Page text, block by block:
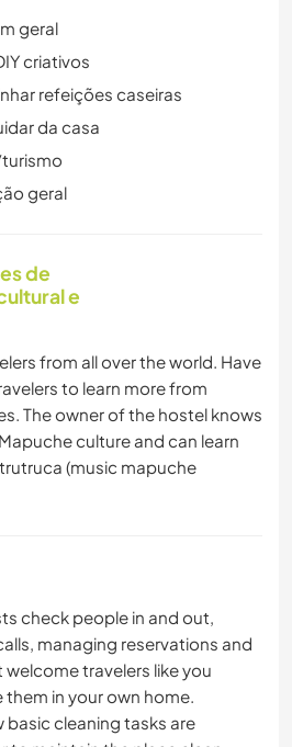
geral
criativos
refeições caseiras
da casa
geral
de
e
from all over the world. Have
to learn more from
The owner of the hostel knows
culture and can learn
(music mapuche
check people in and out,
managing reservations and
travelers like you
in your own home.
basic cleaning tasks are